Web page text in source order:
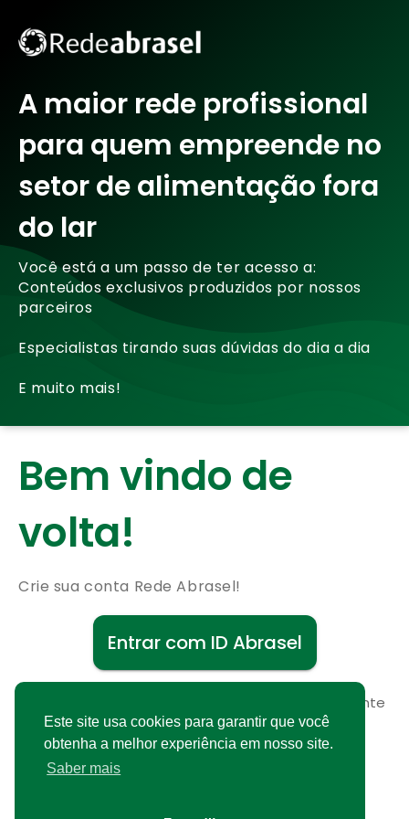
Este site usa cookies para garantir que você
obtenha a melhor experiência em nosso site.
Saber mais
A maior rede profissional
para quem empreende no
setor de alimentação fora
do lar
Você está a um passo de ter acesso a:
Conteúdos exclusivos produzidos por nossos
parceiros
Especialistas tirando suas dúvidas do dia a dia
E muito mais!
Bem vindo de
volta!
Crie sua conta Rede Abrasel!
Entrar com ID Abrasel
Cadastre-se gratuitamente